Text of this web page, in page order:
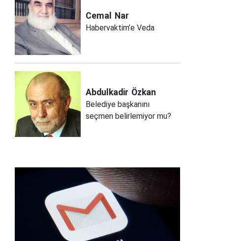
Cemal Nar
Habervaktim’e Veda
Abdulkadir Özkan
Belediye başkanını
seçmen belirlemiyor mu?